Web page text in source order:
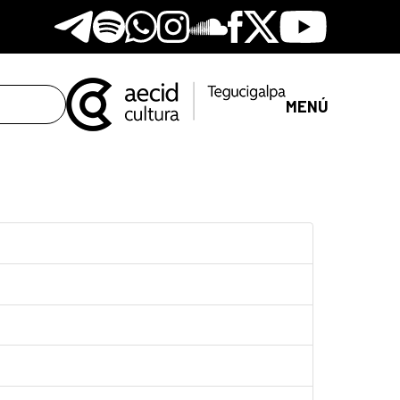
Telegram
SpotifyWhatsapp
Instagram
Soundclore
Facebook
X Youtube
MENÚ